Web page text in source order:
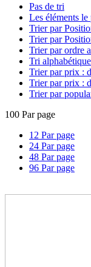
Pas de tri
Les éléments
Trier par
Trier par
Trier par ordre
Tri
Trier par prix :
Trier par prix :
Trier par
100 Par page
12 Par page
24 Par page
48 Par page
96 Par page